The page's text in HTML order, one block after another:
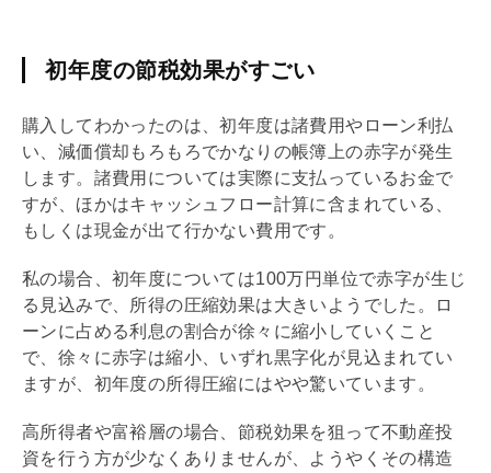
初年度の節税効果がすごい
購入してわかったのは、初年度は諸費用やローン利払
い、 減価償却 もろもろでかなりの帳簿上の赤字が発生
します。諸費用については実際に支払っているお金で
すが、ほかはキャッシュフロー計算に含まれている、
もしくは現金が出て行かない費用です。
私の場合、初年度については100万円単位で赤字が生じ
る見込みで、所得の圧縮効果は大きいようでした。ロ
ーンに占める利息の割合が徐々に縮小していくこと
で、徐々に赤字は縮小、いずれ黒字化が見込まれてい
ますが、初年度の所得圧縮にはやや驚いています。
高所得者や富裕層の場合、節税効果を狙って不動産投
資を行う方が少なくありませんが、ようやくその構造